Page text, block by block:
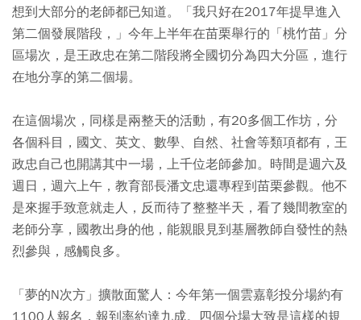
想到大部分的老師都已知道。「我只好在2017年提早進入
第二個發展階段，」今年上半年在苗栗舉行的「桃竹苗」分
區場次，是王政忠在第二階段將全國切分為四大分區，進行
在地分享的第二個場。
在這個場次，同樣是兩整天的活動，有20多個工作坊，分
各個科目，國文、英文、數學、自然、社會等類項都有，王
政忠自己也開講其中一場，上千位老師參加。時間是週六及
週日，週六上午，教育部長潘文忠還專程到苗栗參觀。他不
是來握手致意就走人，反而待了整整半天，看了幾間教室的
老師分享，國教出身的他，能親眼見到基層教師自發性的熱
烈參與，感觸良多。
「夢的N次方」擴散面驚人：今年第一個雲嘉彰投分場約有
1100人報名，報到率約達九成。四個分場大致是這樣的規